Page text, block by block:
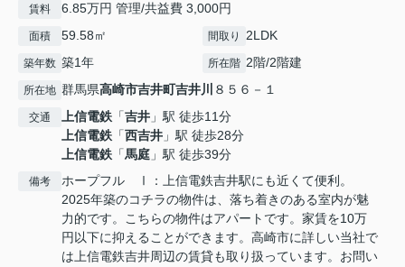
賃料 6.85万円 管理/共益費 3,000円
面積 59.58㎡ 間取り 2LDK
築年数 築1年 所在階 2階/2階建
所在地 群馬県高崎市吉井町吉井川 ８５６－１
交通 上信電鉄 「吉井 」駅 徒歩11分
上信電鉄 「西吉井 」駅 徒歩28分
上信電鉄 「馬庭 」駅 徒歩39分
備考
ホープフル Ⅰ：上信電鉄吉井駅にも近くて便利。
2025年築のコチラの物件は、落ち着きのある室内が魅
力的です。こちらの物件はアパートです。家賃を10万
円以下に抑えることができます。高崎市に詳しい当社で
は上信電鉄吉井周辺の賃貸も取り扱っています。お問い